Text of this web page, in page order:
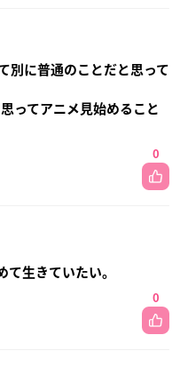
別に普通のことだと思って
ってアニメ見始めること
0
て生きていたい。
0